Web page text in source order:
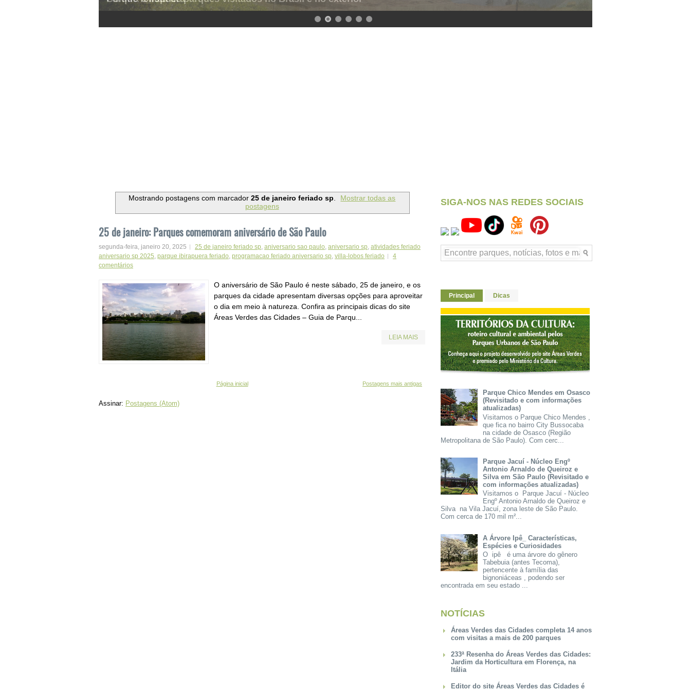
Mostrando postagens com marcador 25 de janeiro feriado sp.
Mostrar todas as
postagens
25 de janeiro: Parques comemoram aniversário de São Paulo
segunda-feira, janeiro 20, 2025 25 de janeiro feriado sp aniversario sao paulo aniversario sp atividades feriado
aniversario sp 2025 parque ibirapuera feriado programacao feriado aniversario sp villa-lobos feriado
4
comentários
O aniversário de São Paulo é neste sábado, 25 de janeiro, e os
parques da cidade apresentam diversas opções para aproveitar
o dia em meio à natureza. Confira as principais dicas do site
Áreas Verdes das Cidades – Guia de Parqu...
LEIA MAIS
Postagens mais antigas
Página inicial
Assinar: Postagens (Atom)
SIGA-NOS NAS REDES SOCIAIS
Principal Dicas
Parque Chico Mendes em Osasco
(Revisitado e com informações
atualizadas)
Visitamos o Parque Chico Mendes ,
que fica no bairro City Bussocaba
na cidade de Osasco (Região
Metropolitana de São Paulo). Com cerc...
Parque Jacuí - Núcleo Engº
Antonio Arnaldo de Queiroz e
Silva em São Paulo (Revisitado e
com informações atualizadas)
Visitamos o Parque Jacuí - Núcleo
Engº Antonio Arnaldo de Queiroz e
Silva na Vila Jacuí, zona leste de São Paulo.
Com cerca de 170 mil m²...
A Árvore Ipê_ Características,
Espécies e Curiosidades
O ipê é uma árvore do gênero
Tabebuia (antes Tecoma),
pertencente à família das
bignoniáceas , podendo ser
encontrada em seu estado ...
NOTÍCIAS
Áreas Verdes das Cidades completa 14 anos
com visitas a mais de 200 parques
233ª Resenha do Áreas Verdes das Cidades:
Jardim da Horticultura em Florença, na
Itália
Editor do site Áreas Verdes das Cidades é